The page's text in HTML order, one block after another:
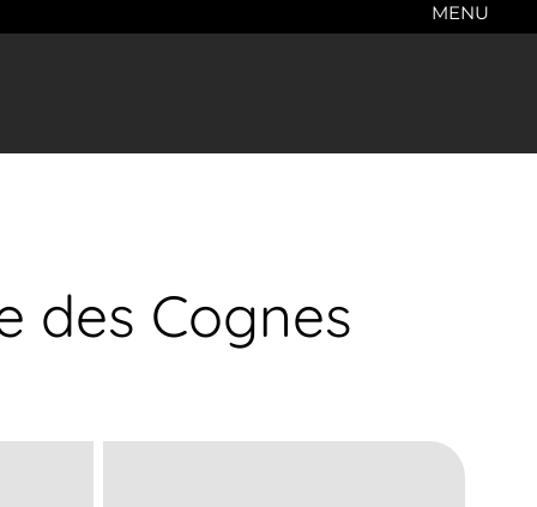
MENU
des Cognes